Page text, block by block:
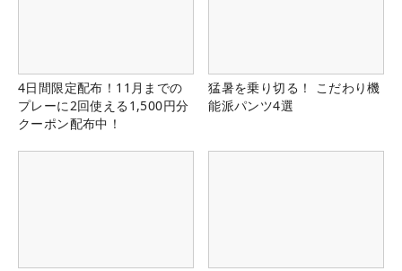
4日間限定配布！11月までの
プレーに2回使える1,500円分
クーポン配布中！
猛暑を乗り切る！ こだわり機
能派パンツ4選